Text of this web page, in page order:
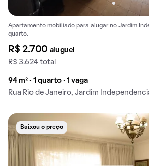
Apartamento mobiliado para alugar no Jardim
quarto.
R$ 2.700 aluguel
R$ 3.624 total
94 m² · 1 quarto · 1 vaga
Rua Rio de Janeiro, Jardim
Baixou o preço